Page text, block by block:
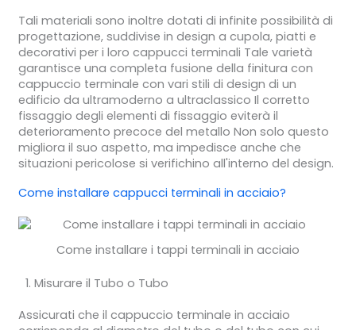
Tali materiali sono inoltre dotati di infinite possibilità di
progettazione, suddivise in design a cupola, piatti e
decorativi per i loro cappucci terminali Tale varietà
garantisce una completa fusione della finitura con
cappuccio terminale con vari stili di design di un
edificio da ultramoderno a ultraclassico Il corretto
fissaggio degli elementi di fissaggio eviterà il
deterioramento precoce del metallo Non solo questo
migliora il suo aspetto, ma impedisce anche che
situazioni pericolose si verifichino all'interno del design.
Come installare cappucci terminali in acciaio?
Come installare i tappi terminali in acciaio
Misurare il Tubo o Tubo
Assicurati che il cappuccio terminale in acciaio